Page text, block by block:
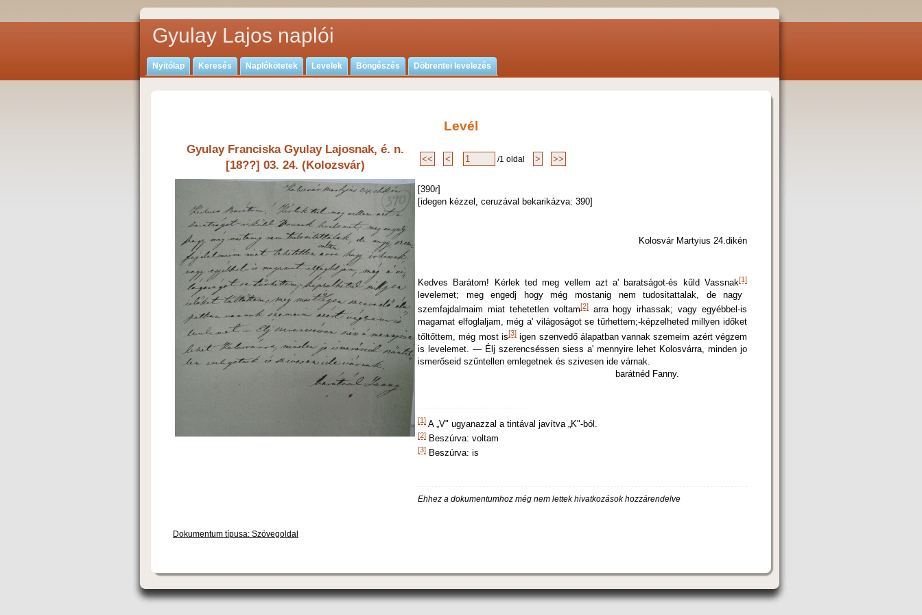
Gyulay Lajos naplói
Nyitólap Keresés Naplókötetek Levelek Böngészés Döbrentei levelezés
Levél
Gyulay Franciska Gyulay Lajosnak, é. n.
[18??] 03. 24. (Kolozsvár)
/1 oldal
[390r]
[idegen kézzel, ceruzával bekarikázva: 390]
Kolosvár Martyius 24.dikén
Kedves Barátom! Kérlek ted meg vellem azt a' baratságot-és kűld Vassnak[1]
levelemet; meg engedj hogy még mostanig nem tudositattalak, de nagy
szemfajdalmaim miat tehetetlen voltam[2]arra hogy irhassak; vagy egyébbel-is
magamat elfoglaljam, még a' világoságot se tűrhettem;-képzelheted millyen időket
tőltőttem, még most is[3]igen szenvedő álapatban vannak szemeim azért végzem
is levelemet. — Élj szerencséssen siess a' mennyire lehet Kolosvárra, minden jo
ismerőseid szűntellen emlegetnek és szivesen ide várnak.
barátnéd Fanny.
[1] A „V" ugyanazzal a tintával javítva „K"-ból.
[2] Beszúrva: voltam
[3] Beszúrva: is
Ehhez a dokumentumhoz még nem lettek hivatkozások hozzárendelve
Dokumentum típusa: Szövegoldal